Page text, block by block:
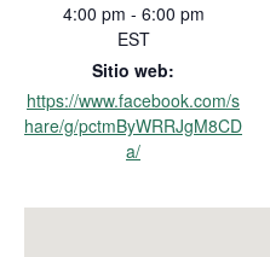
4:00 pm - 6:00 pm
EST
Sitio web:
https://www.facebook.com/s
hare/g/pctmByWRRJgM8CD
a/